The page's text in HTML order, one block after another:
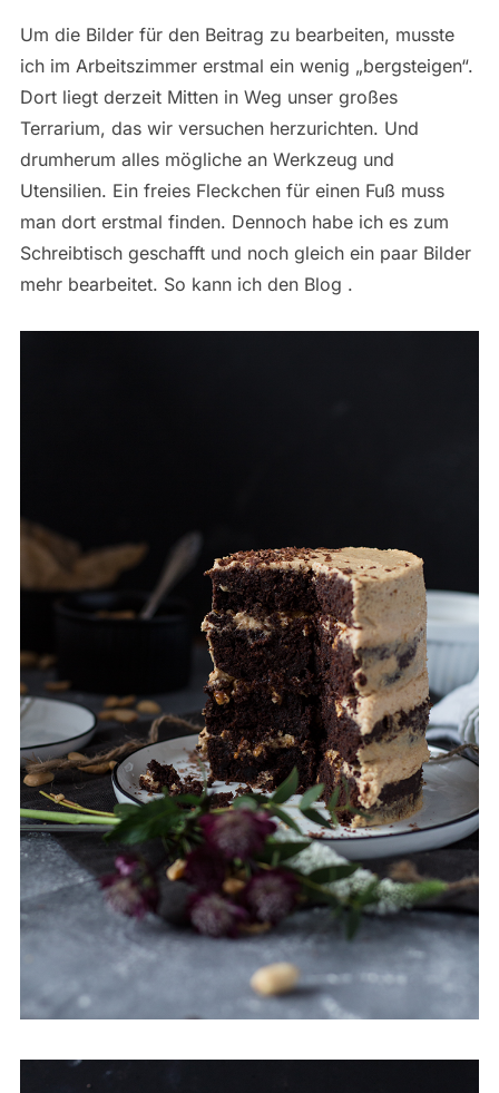
Um die Bilder für den Beitrag zu bearbeiten, musste
ich im Arbeitszimmer erstmal ein wenig „bergsteigen“.
Dort liegt derzeit Mitten in Weg unser großes
Terrarium, das wir versuchen herzurichten. Und
drumherum alles mögliche an Werkzeug und
Utensilien. Ein freies Fleckchen für einen Fuß muss
man dort erstmal finden. Dennoch habe ich es zum
Schreibtisch geschafft und noch gleich ein paar Bilder
mehr bearbeitet. So kann ich den Blog .